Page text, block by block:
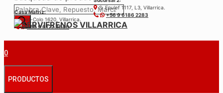
Casa Matríz:
Colo-Colo 1620, Villarrica.
+56 9 6122 3840
S. Epulef 1117, L3, Villarrica.
+56 9 6186 2283
0
PRODUCTOS